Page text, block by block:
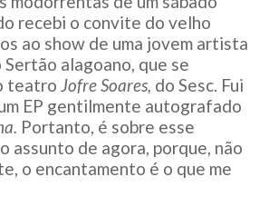
recebi o convite do velho
ao show de uma jovem artista
alagoano, que se
teatroJofre Soares, do Sesc. Fui
EP gentilmente autografado
Portanto, é sobre esse
assunto de agora, porque, não
o encantamento é o que me